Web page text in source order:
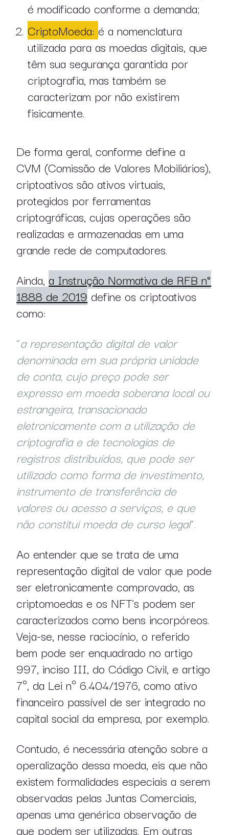
sobre nós
atuação
profissionais
é modificado conforme a demanda;
CriptoMoeda: é a nomenclatura
utilizada para as moedas digitais, que
têm sua segurança garantida por
criptografia, mas também se
caracterizam por não existirem
fisicamente.
De forma geral, conforme define a
CVM (Comissão de Valores Mobiliários),
criptoativos são ativos virtuais,
protegidos por ferramentas
criptográficas, cujas operações são
realizadas e armazenadas em uma
grande rede de computadores.
Ainda,a Instrução Normativa de RFB n°
1888 de 2019 define os criptoativos
como:
“a representação digital de valor
denominada em sua própria unidade
de conta, cujo preço pode ser
expresso em moeda soberana local ou
estrangeira, transacionado
eletronicamente com a utilização de
criptografia e de tecnologias de
registros distribuídos, que pode ser
utilizado como forma de investimento,
instrumento de transferência de
valores ou acesso a serviços, e que
não constitui moeda de curso legal“.
Ao entender que se trata de uma
representação digital de valor que pode
ser eletronicamente comprovado, as
criptomoedas e os NFT’s podem ser
caracterizados como bens incorpóreos.
Veja-se, nesse raciocínio, o referido
bem pode ser enquadrado no artigo
997, inciso III, do Código Civil, e artigo
7º, da Lei nº 6.404/1976, como ativo
financeiro passível de ser integrado no
capital social da empresa, por exemplo.
Contudo, é necessária atenção sobre a
operalização dessa moeda, eis que não
existem formalidades especiais a serem
observadas pelas Juntas Comerciais,
apenas uma genérica observação de
que podem ser utilizadas. Em outras